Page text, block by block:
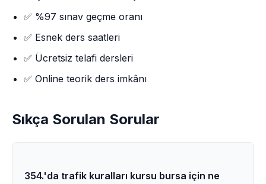
✅ %97 sınav geçme oranı
✅ Esnek ders saatleri
✅ Ücretsiz telafi dersleri
✅ Online teorik ders imkânı
Sıkça Sorulan Sorular
354.'da trafik kuralları kursu bursa için ne